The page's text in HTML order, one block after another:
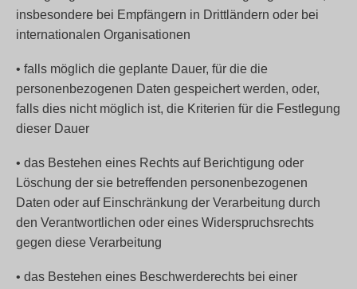
insbesondere bei Empfängern in Drittländern oder bei
internationalen Organisationen
• falls möglich die geplante Dauer, für die die
personenbezogenen Daten gespeichert werden, oder,
falls dies nicht möglich ist, die Kriterien für die Festlegung
dieser Dauer
• das Bestehen eines Rechts auf Berichtigung oder
Löschung der sie betreffenden personenbezogenen
Daten oder auf Einschränkung der Verarbeitung durch
den Verantwortlichen oder eines Widerspruchsrechts
gegen diese Verarbeitung
• das Bestehen eines Beschwerderechts bei einer